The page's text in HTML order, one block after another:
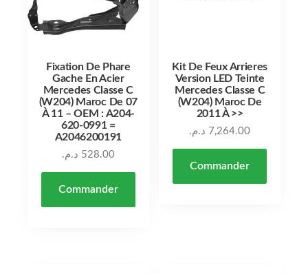
Fixation De Phare
Gache En Acier
Mercedes Classe C
(W204) Maroc De 07
À 11 – OEM : A204-
620-0991 =
A2046200191
528.00 د.م.
Commander
Kit De Feux Arrieres
Version LED Teinte
Mercedes Classe C
(W204) Maroc De
2011 À >>
7,264.00 د.م.
Commander